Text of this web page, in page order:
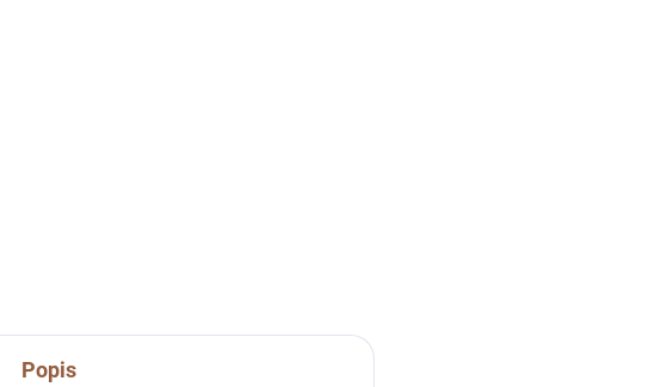
Popis